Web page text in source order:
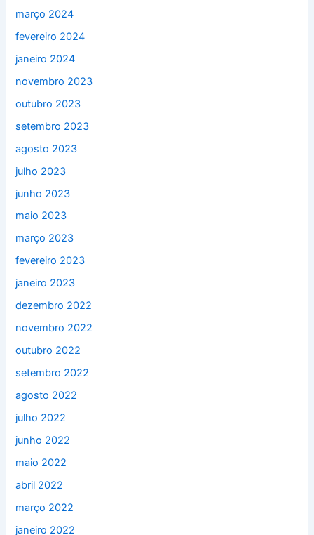
março 2024
fevereiro 2024
janeiro 2024
novembro 2023
outubro 2023
setembro 2023
agosto 2023
julho 2023
junho 2023
maio 2023
março 2023
fevereiro 2023
janeiro 2023
dezembro 2022
novembro 2022
outubro 2022
setembro 2022
agosto 2022
julho 2022
junho 2022
maio 2022
abril 2022
março 2022
janeiro 2022